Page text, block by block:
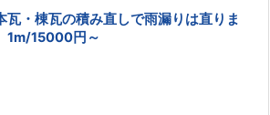
瓦・棟瓦の積み直しで雨漏りは直りま
1m/15000円～